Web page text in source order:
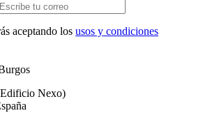
aceptando los usos y condiciones
Nexo)